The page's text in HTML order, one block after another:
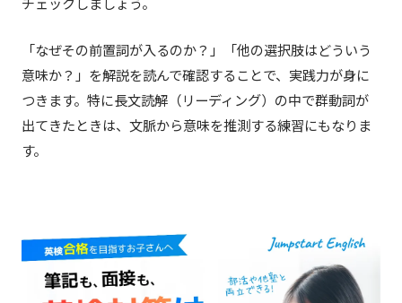
「なぜその前置詞が入るのか？」「他の選択肢はどういう
意味か？」を解説を読んで確認することで、実践力が身に
つきます。特に長文読解（リーディング）の中で群動詞が
出てきたときは、文脈から意味を推測する練習にもなりま
す。